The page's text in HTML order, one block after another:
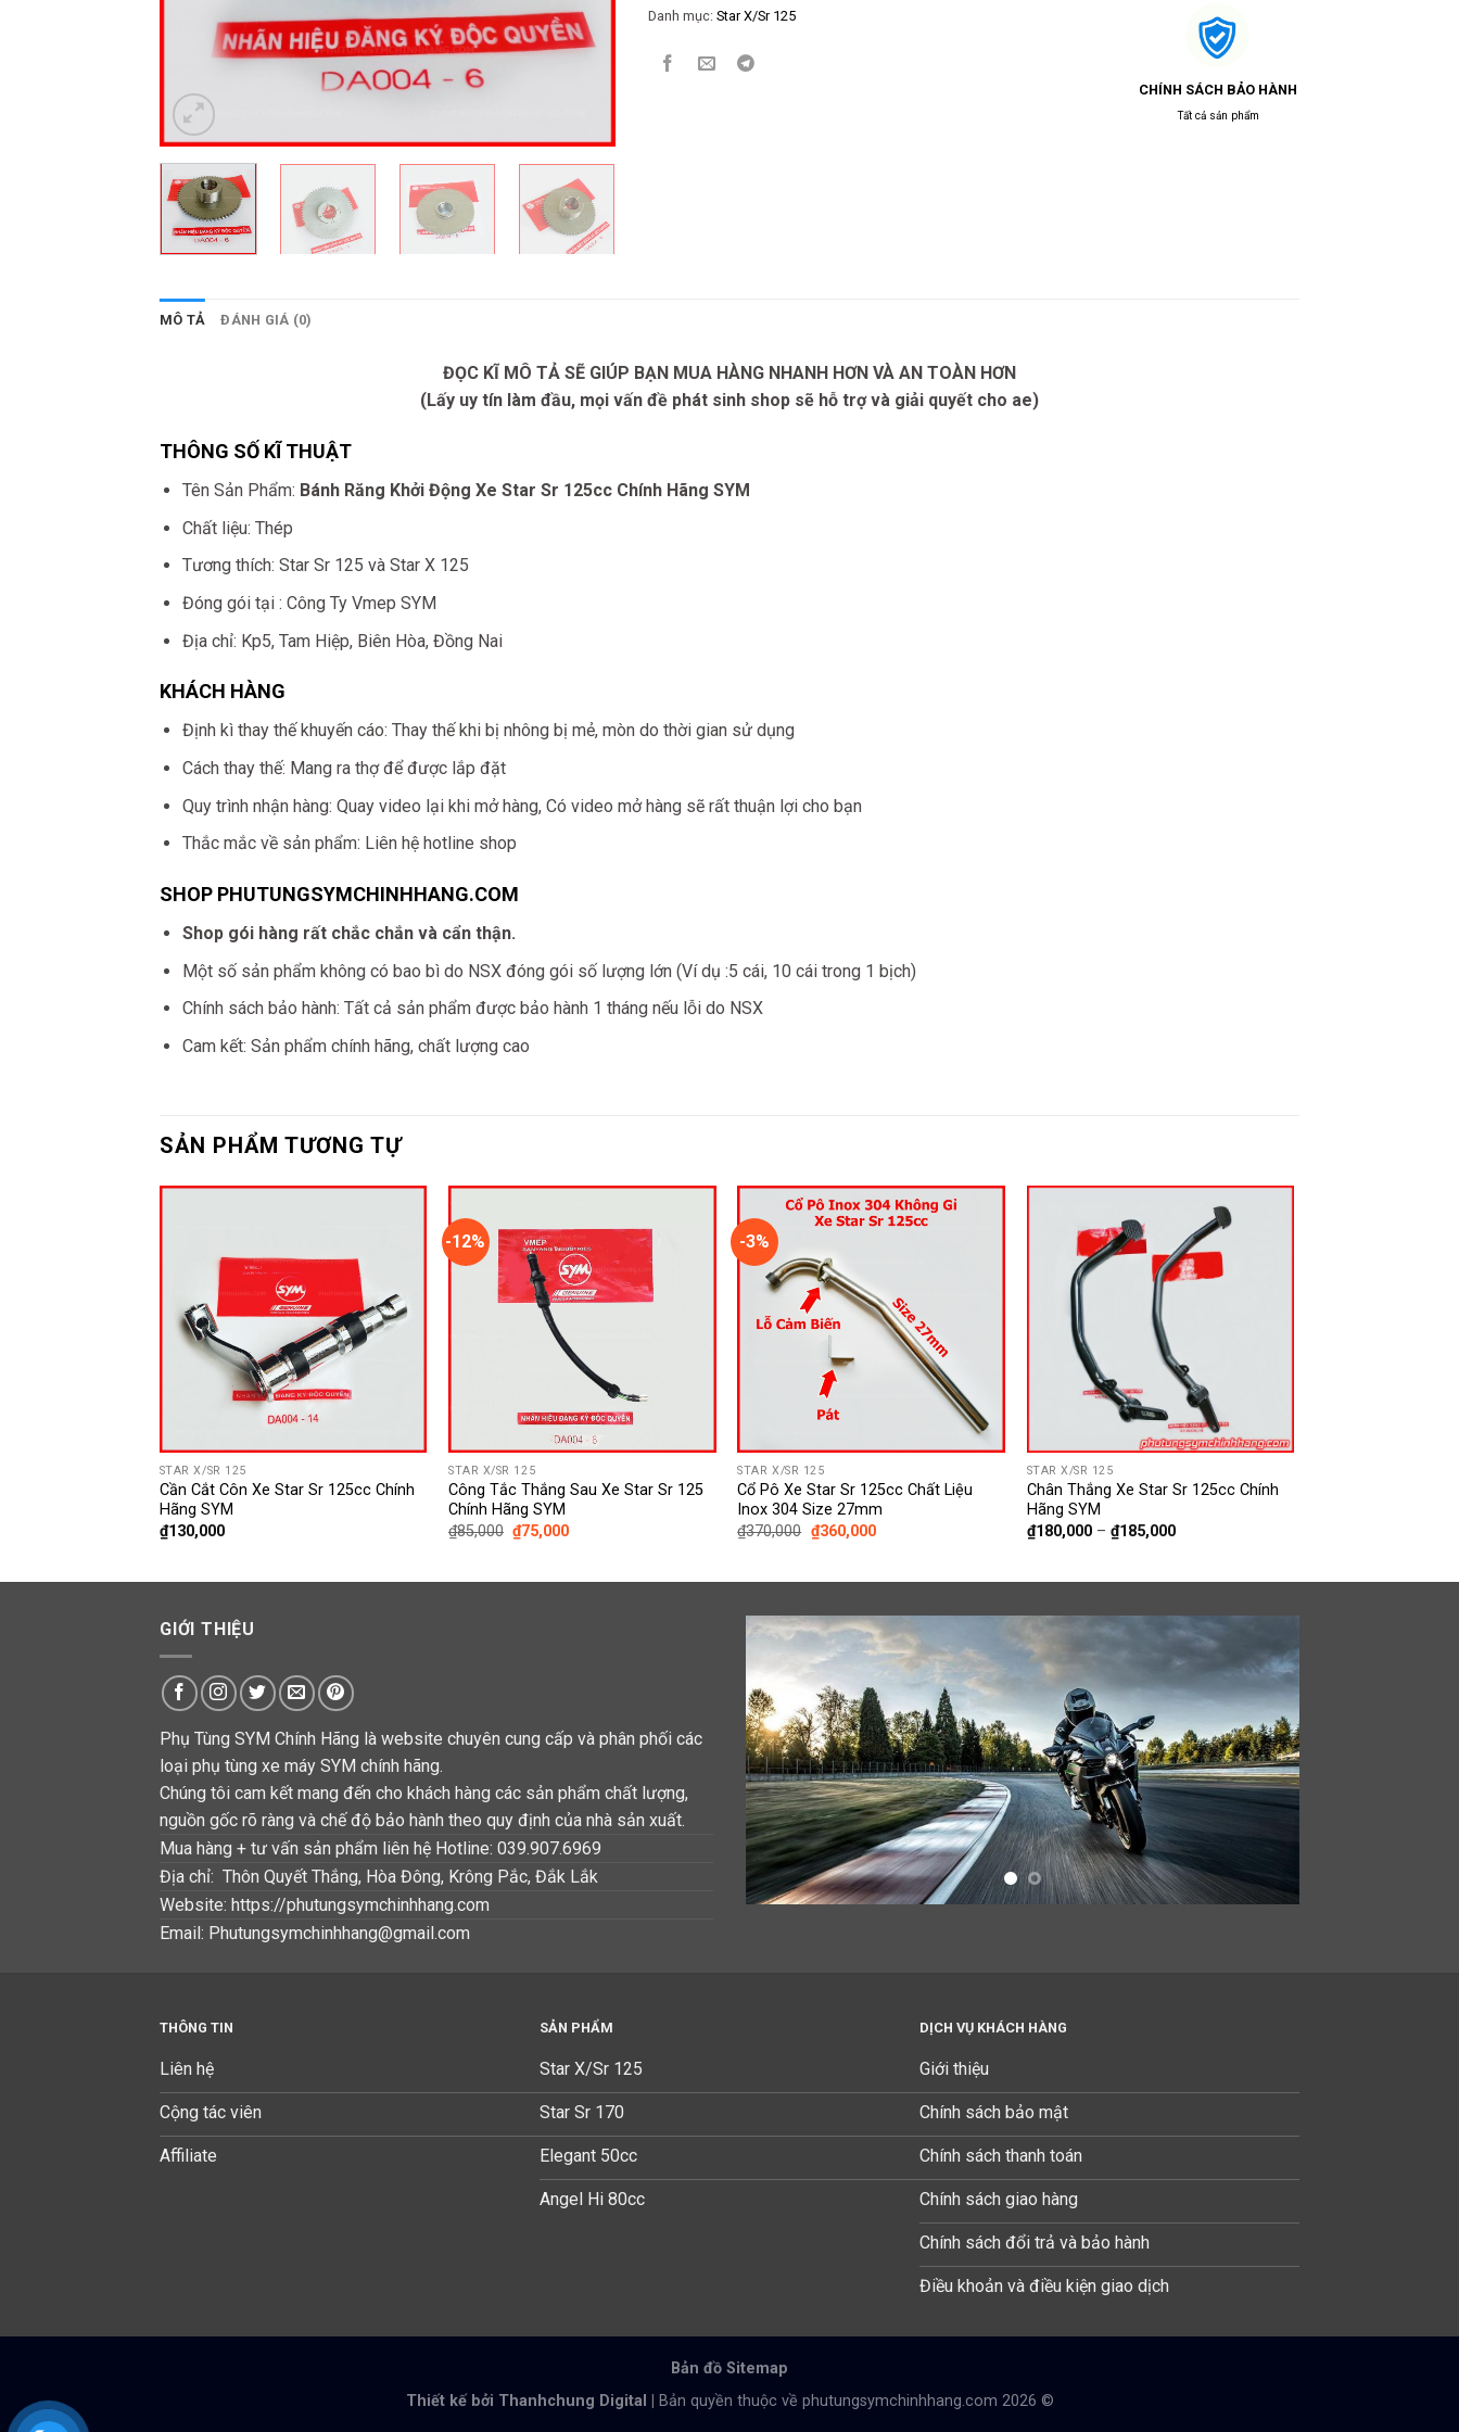
Danh mục: Star X/Sr 125
CHÍNH SÁCH BẢO HÀNH
Tất cả sản phẩm
MÔ TẢ ĐÁNH GIÁ (0)
ĐỌC KĨ MÔ TẢ SẼ GIÚP BẠN MUA HÀNG NHANH HƠN VÀ AN TOÀN HƠN
(Lấy uy tín làm đầu, mọi vấn đề phát sinh shop sẽ hỗ trợ và giải quyết cho ae)
THÔNG SỐ KĨ THUẬT
Tên Sản Phẩm: Bánh Răng Khởi Động Xe Star Sr 125cc Chính Hãng SYM
Chất liệu: Thép
Tương thích: Star Sr 125 và Star X 125
Đóng gói tại : Công Ty Vmep SYM
Địa chỉ: Kp5, Tam Hiệp, Biên Hòa, Đồng Nai
KHÁCH HÀNG
Định kì thay thế khuyến cáo: Thay thế khi bị nhông bị mẻ, mòn do thời gian sử dụng
Cách thay thế: Mang ra thợ để được lắp đặt
Quy trình nhận hàng: Quay video lại khi mở hàng, Có video mở hàng sẽ rất thuận lợi cho bạn
Thắc mắc về sản phẩm: Liên hệ hotline shop
SHOP PHUTUNGSYMCHINHHANG.COM
Shop gói hàng rất chắc chắn và cẩn thận.
Một số sản phẩm không có bao bì do NSX đóng gói số lượng lớn (Ví dụ :5 cái, 10 cái trong 1 bịch)
Chính sách bảo hành: Tất cả sản phẩm được bảo hành 1 tháng nếu lỗi do NSX
Cam kết: Sản phẩm chính hãng, chất lượng cao
SẢN PHẨM TƯƠNG TỰ
STAR X/SR 125
Cần Cắt Côn Xe Star Sr 125cc Chính
Hãng SYM
₫130,000
-12%
STAR X/SR 125
Công Tắc Thắng Sau Xe Star Sr 125
Chính Hãng SYM
₫85,000 Giá
gốc
₫75,000Giá
-3%
STAR X/SR 125
Cổ Pô Xe Star Sr 125cc Chất Liệu
Inox 304 Size 27mm
₫370,000 Giá
gốc
₫360,000Giá
STAR X/SR 125
Chân Thắng Xe Star Sr 125cc Chính
Hãng SYM
₫180,000– ₫185,000
GIỚI THIỆU
Phụ Tùng SYM Chính Hãng là website chuyên cung cấp và phân phối các
loại phụ tùng xe máy SYM chính hãng.
Chúng tôi cam kết mang đến cho khách hàng các sản phẩm chất lượng,
nguồn gốc rõ ràng và chế độ bảo hành theo quy định của nhà sản xuất.
Mua hàng + tư vấn sản phẩm liên hệ Hotline: 039.907.6969
Địa chỉ: Thôn Quyết Thắng, Hòa Đông, Krông Pắc, Đắk Lắk
Website: https://phutungsymchinhhang.com
Email: Phutungsymchinhhang@gmail.com
THÔNG TIN
Liên hệ
Cộng tác viên
Affiliate
SẢN PHẨM
Star X/Sr 125
Star Sr 170
Elegant 50cc
Angel Hi 80cc
DỊCH VỤ KHÁCH HÀNG
Giới thiệu
Chính sách bảo mật
Chính sách thanh toán
Chính sách giao hàng
Chính sách đổi trả và bảo hành
Điều khoản và điều kiện giao dịch
Bản đồ Sitemap
Thiết kế bởi Thanhchung Digital |
Bản quyền thuộc về phutungsymchinhhang.com 2026 ©